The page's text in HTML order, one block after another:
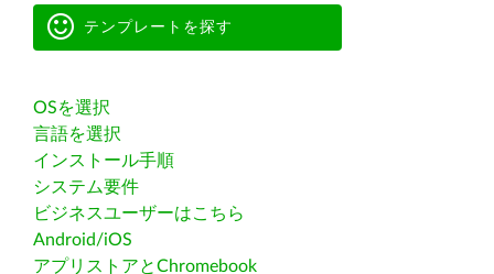
テンプレートを探す
OSを選択
言語を選択
インストール手順
システム要件
ビジネスユーザーはこちら
Android/iOS
アプリストアとChromebook